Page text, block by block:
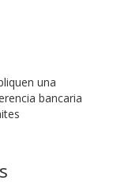
una
bancaria